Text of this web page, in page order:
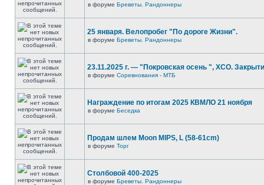
в форуме Бреветы. Рандоннеры
25 января. Велопробег "По дороге Жизни".
в форуме Бреветы. Рандоннеры
23.11.2025 г. — "Покровская осень ", XCO.
в форуме Соревнования - МТБ
Награждение по итогам 2025 КВМЛО 21 ноября
в форуме Беседка
Продам шлем Moon MIPS, L (58-61cm)
в форуме Торг
Столбовой 400-2025
в форуме Бреветы. Рандоннеры